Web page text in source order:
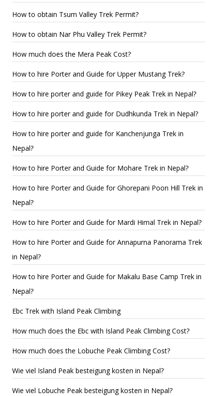
How to obtain Tsum Valley Trek Permit?
How to obtain Nar Phu Valley Trek Permit?
How much does the Mera Peak Cost?
How to hire Porter and Guide for Upper Mustang Trek?
How to hire porter and guide for Pikey Peak Trek in Nepal?
How to hire porter and guide for Dudhkunda Trek in Nepal?
How to hire porter and guide for Kanchenjunga Trek in
Nepal?
How to hire Porter and Guide for Mohare Trek in Nepal?
How to hire Porter and Guide for Ghorepani Poon Hill Trek in
Nepal?
How to hire Porter and Guide for Mardi Himal Trek in Nepal?
How to hire Porter and Guide for Annapurna Panorama Trek
in Nepal?
How to hire Porter and Guide for Makalu Base Camp Trek in
Nepal?
Ebc Trek with Island Peak Climbing
How much does the Ebc with Island Peak Climbing Cost?
How much does the Lobuche Peak Climbing Cost?
Wie viel Island Peak besteigung kosten in Nepal?
Wie viel Lobuche Peak besteigung kosten in Nepal?